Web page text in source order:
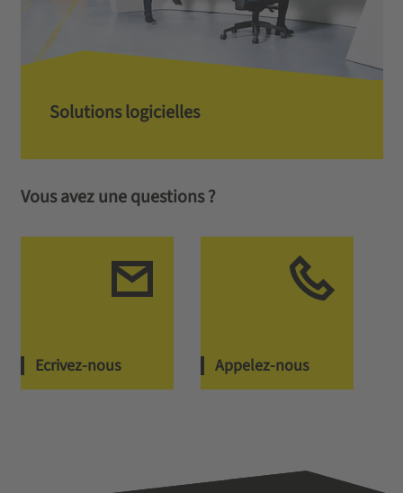
Solutions logicielles
Vous avez une questions ?
Ecrivez-nous Appelez-nous